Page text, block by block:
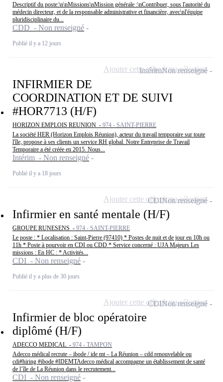
Descriptif du poste:\n\nMissions\nMission générale :\nContribuer, sous l'autorité du
médecin directeur, et de la responsable administrative et financière, avec\nl'équipe
pluridisciplinaire du...
CDD - Non renseigné
Publié il y a 12 jours
INFIRMIER DE
COORDINATION ET DE SUIVI
#HOR7713 (H/F)
HORIZON EMPLOIS REUNION - 974 - SAINT-PIERRE
La société HER (Horizon Emplois Réunion), acteur du travail temporaire sur toute
l'île, propose à ses clients un service RH global. Notre Entreprise de Travail
Temporaire a été créée en 2015. Nous...
Intérim - Non renseigné
Publié il y a 18 jours
IntérimNon renseigné
Ajouter cette offre à ma sélection
Infirmier en santé mentale (H/F)
GROUPE RUNESENS - 974 - SAINT-PIERRE
Le poste : * Localisation : Saint-Pierre (97410) * Postes de nuit et de jour en 10h ou
11h * Poste à pourvoir en CDI ou CDD * Service concerné : UJA Majeurs Les
missions : En HC : * Activités...
CDI - Non renseigné
Publié il y a plus de 30 jours
CDINon renseigné
Ajouter cette offre à ma sélection
Infirmier de bloc opératoire
diplômé (H/F)
ADECCO MEDICAL - 974 - TAMPON
Adecco médical recrute – ibode / ide mt – La Réunion – cdd renouvelable ou
cdi#hiring #ibode #IDEMTAdecco médical accompagne un établissement de santé
de l’île de La Réunion dans le recrutement...
CDI - Non renseigné
CDINon renseigné
Ajouter cette offre à ma sélection